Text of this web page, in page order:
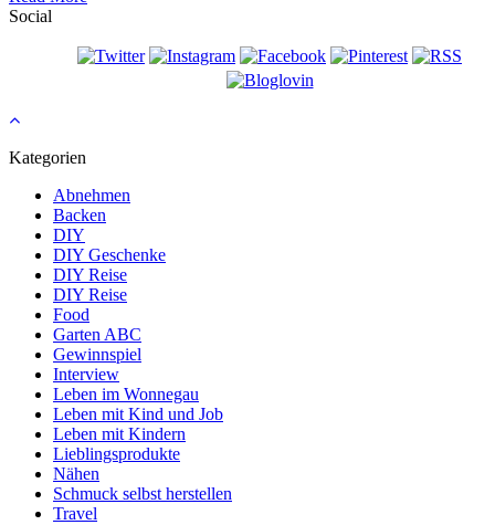
Social
Kategorien
Abnehmen
Backen
DIY
DIY Geschenke
DIY Reise
DIY Reise
Food
Garten ABC
Gewinnspiel
Interview
Leben im Wonnegau
Leben mit Kind und Job
Leben mit Kindern
Lieblingsprodukte
Nähen
Schmuck selbst herstellen
Travel